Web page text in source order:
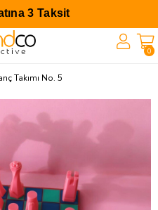
3 Taksit
0
Takımı No. 5